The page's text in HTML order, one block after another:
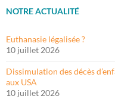
NOTRE ACTUALITÉ
Euthanasie légalisée ?
10 juillet 2026
Dissimulation des décès
aux USA
10 juillet 2026